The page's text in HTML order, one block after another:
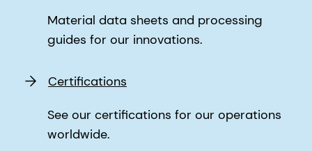
Material data sheets and processing
guides for our innovations.
Certifications
See our certifications for our operations
worldwide.